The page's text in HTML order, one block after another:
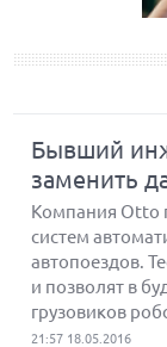
Бывший
заменить
Компания Otto
систем
автопоездов.
и позволят в
грузовиков
21:57 18.05.2016